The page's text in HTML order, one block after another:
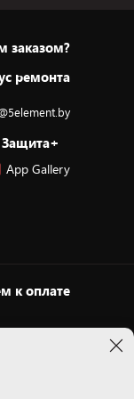
заказом?
ремонта
App Gallery
к оплате